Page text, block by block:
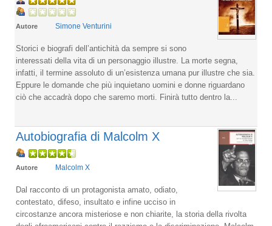
Autore Simone Venturini
Storici e biografi dell’antichità da sempre si sono
interessati della vita di un personaggio illustre. La morte segna,
infatti, il termine assoluto di un’esistenza umana pur illustre che sia.
Eppure le domande che più inquietano uomini e donne riguardano
ciò che accadrà dopo che saremo morti. Finirà tutto dentro la...
Autobiografia di Malcolm X
Autore Malcolm X
Dal racconto di un protagonista amato, odiato,
contestato, difeso, insultato e infine ucciso in
circostanze ancora misteriose e non chiarite, la storia della rivolta